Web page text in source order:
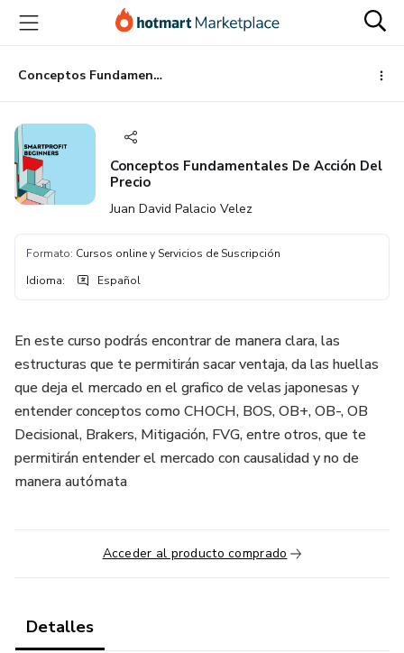
principal
página
de
página
Conceptos Fundamentales De Acción Del Precio
Conceptos Fundamentales De Acción Del
Precio
Juan David Palacio Velez
Formato: Cursos online y Servicios de Suscripción
Idioma: Español
En este curso podrás encontrar de manera clara, las
estructuras que te permitirán sacar ventaja, da las huellas
que deja el mercado en el grafico de velas japonesas y
entender conceptos como CHOCH, BOS, OB+, OB-, OB
Decisional, Brakers, Mitigación, FVG, entre otros, que te
permitirán entender el mercado con causalidad y no de
manera autómata
Acceder al producto comprado
Detalles